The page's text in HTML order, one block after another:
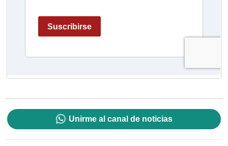
Unirme al canal de noticias